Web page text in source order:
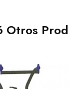
Otros